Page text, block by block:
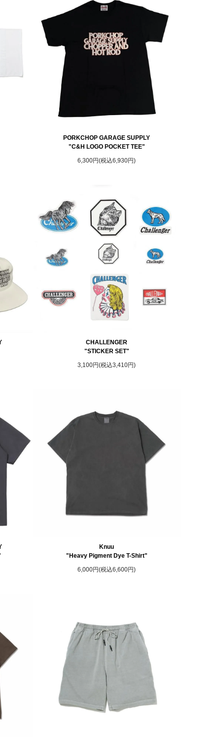
PORKCHOP GARAGE SUPPLY
"C&H LOGO POCKET TEE"
6,300円(税込6,930円)
CHALLENGER
"STICKER SET"
3,100円(税込3,410円)
Knuu
"Heavy Pigment Dye T-Shirt"
6,000円(税込6,600円)